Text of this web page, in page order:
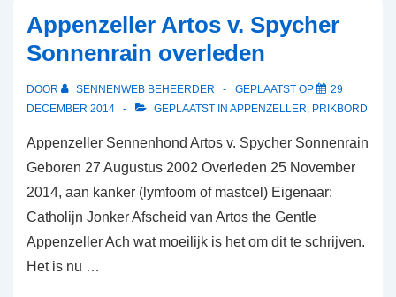
Appenzeller Artos v. Spycher
Sonnenrain overleden
DOOR SENNENWEB BEHEERDER GEPLAATST OP
29
DECEMBER 2014
GEPLAATST IN APPENZELLER, PRIKBORD
Appenzeller Sennenhond Artos v. Spycher Sonnenrain
Geboren 27 Augustus 2002 Overleden 25 November
2014, aan kanker (lymfoom of mastcel) Eigenaar:
Catholijn Jonker Afscheid van Artos the Gentle
Appenzeller Ach wat moeilijk is het om dit te schrijven.
Het is nu …